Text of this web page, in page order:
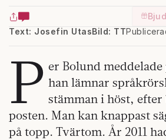
Text: Josefin UtasBild: TT
P er Bolund
han lämnar
stämman i höst, efter
posten. Man kan knappast
på topp. Tvärtom. År 2011